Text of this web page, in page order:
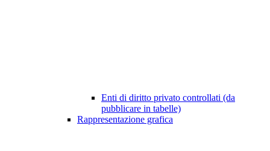
Enti di diritto privato controllati (da
pubblicare in tabelle)
Rappresentazione grafica